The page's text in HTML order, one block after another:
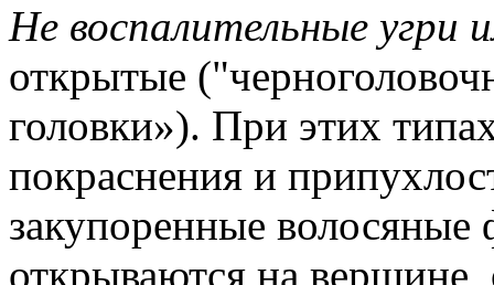
Не воспалительные угри
открытые
головки»). При этих
покраснения и
закупоренные
открываются на